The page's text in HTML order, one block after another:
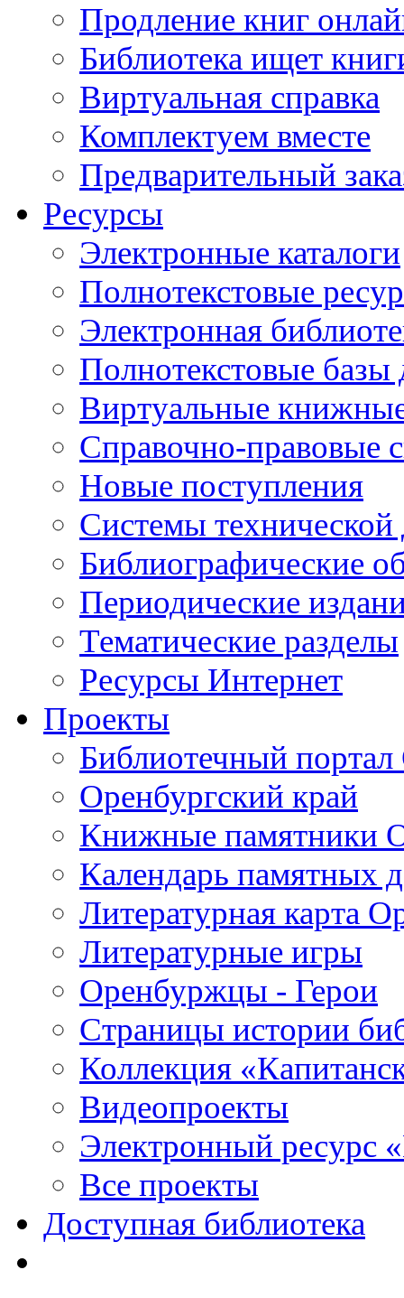
Продление книг
Библиотека ищет
Виртуальная справка
Комплектуем вместе
Предварительный
Ресурсы
Электронные каталоги
Полнотекстовые
Электронная
Полнотекстовые
Виртуальные
Справочно-правовые
Новые поступления
Cистемы
Библиографические
Периодические
Тематические разделы
Ресурсы Интернет
Проекты
Библиотечный портал
Оренбургский край
Книжные памятники
Календарь памятных
Литературная карта
Литературные игры
Оренбуржцы - Герои
Страницы истории
Коллекция
Видеопроекты
Электронный ресурс
Все проекты
Доступная библиотека